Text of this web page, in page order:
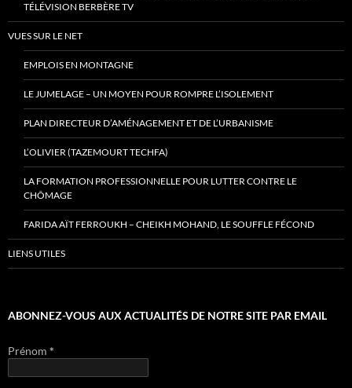
TÉLÉVISION BERBÈRE TV
VUES SUR LE NET
EMPLOIS EN MONTAGNE
LE JUMELAGE – UN MOYEN POUR ROMPRE L’ISOLEMENT
PLAN DIRECTEUR D’AMÉNAGEMENT ET DE L’URBANISME
L’OLIVIER (TAZEMOURT TECHFA)
LA FORMATION PROFESSIONNELLE POUR LUTTER CONTRE LE
CHÔMAGE
FARIDA AÏT FERROUKH – CHEIKH MOHAND, LE SOUFFLE FÉCOND
LIENS UTILES
ABONNEZ-VOUS AUX ACTUALITÉS DE NOTRE SITE PAR EMAIL
Prénom *